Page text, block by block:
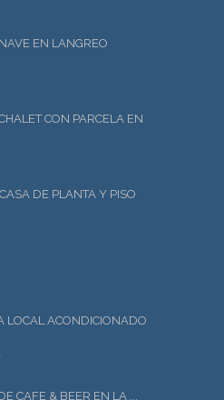
EN LANGREO
CON PARCELA EN
DE PLANTA Y PISO
LOCAL ACONDICIONADO
CAFE & BEER EN LA ...